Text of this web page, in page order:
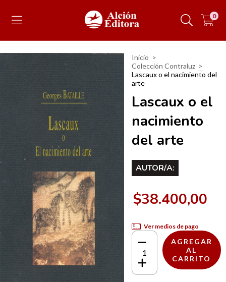
0
Inicio >
Colección Contraluz >
Lascaux o el nacimiento del
arte
Lascaux o el
nacimiento
del arte
AUTOR/A:
$38.400,00
Ver medios de pago